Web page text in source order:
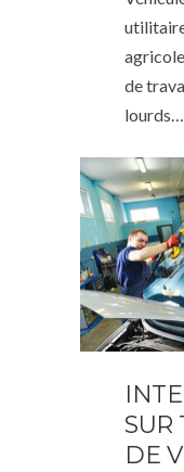
de
lourds…
SUR
DE